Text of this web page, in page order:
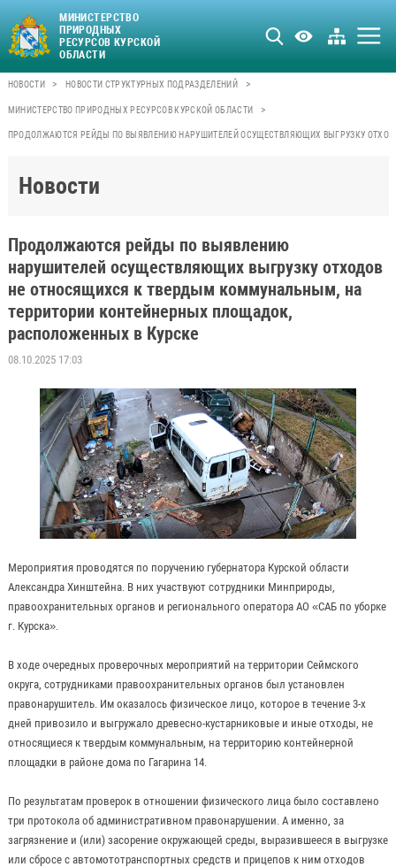
МИНИСТЕРСТВО
ПРИРОДНЫХ
РЕСУРСОВ КУРСКОЙ
ОБЛАСТИ
НОВОСТИ > НОВОСТИ СТРУКТУРНЫХ ПОДРАЗДЕЛЕНИЙ >
МИНИСТЕРСТВО ПРИРОДНЫХ РЕСУРСОВ КУРСКОЙ ОБЛАСТИ >
ПРОДОЛЖАЮТСЯ РЕЙДЫ ПО ВЫЯВЛЕНИЮ НАРУШИТЕЛЕЙ ОСУЩЕСТВЛЯЮЩИХ ВЫГРУЗКУ
Новости
Продолжаются рейды по выявлению
нарушителей осуществляющих выгрузку отходов
не относящихся к твердым коммунальным, на
территории контейнерных площадок,
расположенных в Курске
08.10.2025 17:03
Мероприятия проводятся по поручению губернатора Курской области
Александра Хинштейна. В них участвуют сотрудники Минприроды,
правоохранительных органов и регионального оператора АО «САБ по уборке
г. Курска».
В ходе очередных проверочных мероприятий на территории Сеймского
округа, сотрудниками правоохранительных органов был установлен
правонарушитель. Им оказалось физическое лицо, которое в течение 3-х
дней привозило и выгружало древесно-кустарниковые и иные отходы, не
относящиеся к твердым коммунальным, на территорию контейнерной
площадки в районе дома по Гагарина 14.
По результатам проверок в отношении физического лица было составлено
три протокола об административном правонарушении. А именно, за
загрязнение и (или) засорение окружающей среды, выразившееся в выгрузке
или сбросе с автомототранспортных средств и прицепов к ним отходов